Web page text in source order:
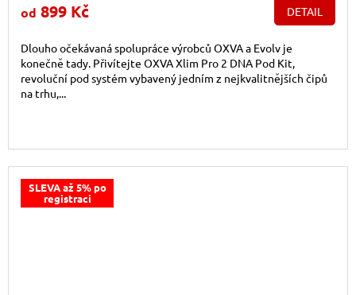
od 899 Kč DETAIL
Dlouho očekávaná spolupráce výrobců OXVA a Evolv je
konečně tady. Přivítejte OXVA Xlim Pro 2 DNA Pod Kit,
revoluční pod systém vybavený jedním z nejkvalitnějších čipů
na trhu,...
SLEVA až 5% po
registraci